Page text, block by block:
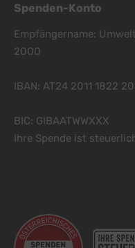
Spenden-Konto
Empfängername:
2000
IBAN: AT24 2011 1822
BIC: GIBAATWWXXX
Ihre Spende ist